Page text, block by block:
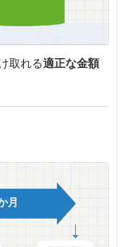
取れる適正な金額
月